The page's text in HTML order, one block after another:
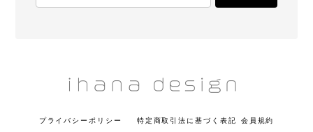
プライバシーポリシー 特定商取引法に基づく表記 会員規約